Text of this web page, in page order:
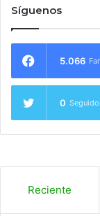
Síguenos
5.066
0
Reciente